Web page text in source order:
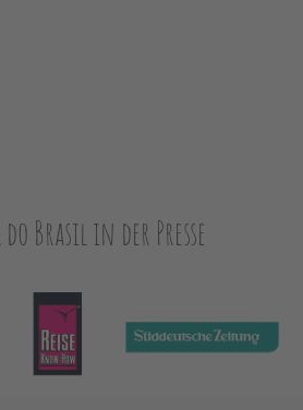
Brasil in der Presse